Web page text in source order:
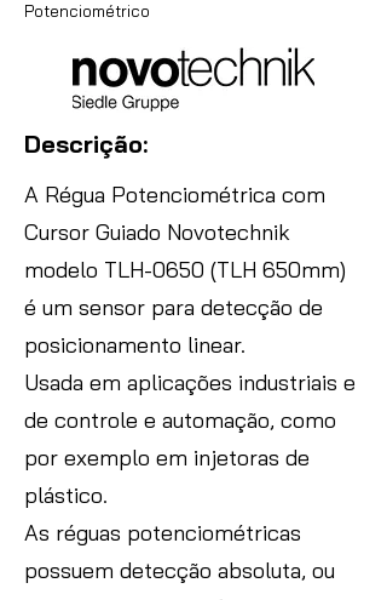
Potenciométrico
Descrição:
A Régua Potenciométrica com
Cursor Guiado Novotechnik
modelo TLH-0650 (TLH 650mm)
é um sensor para detecção de
posicionamento linear.
Usada em aplicações industriais e
de controle e automação, como
por exemplo em injetoras de
plástico.
As réguas potenciométricas
possuem detecção absoluta, ou